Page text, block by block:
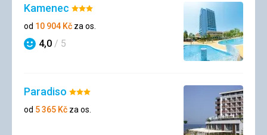
Kamenec Hodnocení:
3/5
od 10 904 Kč za os.
Hodnocení
4,0 / 5
Paradiso Hodnocení:
3/5
od 5 365 Kč za os.